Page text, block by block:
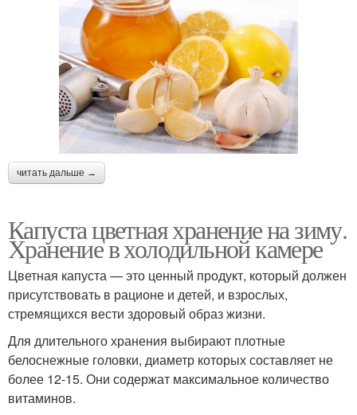
читать дальше →
Капуста цветная хранение на зиму.
Хранение в холодильной камере
Цветная капуста — это ценный продукт, который должен
присутствовать в рационе и детей, и взрослых,
стремящихся вести здоровый образ жизни.
Для длительного хранения выбирают плотные
белоснежные головки, диаметр которых составляет не
более 12-15. Они содержат максимальное количество
витаминов.